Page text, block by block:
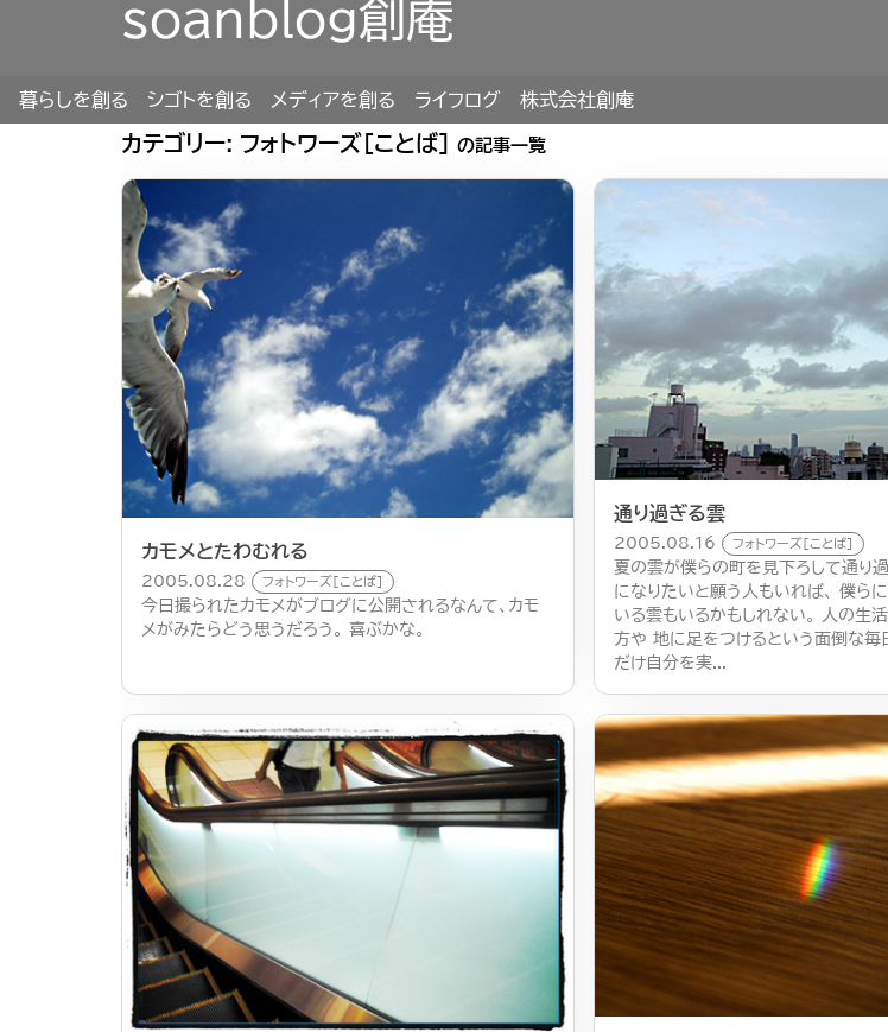
soanblog創庵
暮らしを創る シゴトを創る メディアを創る ライフログ 株式会社創庵
カテゴリー: フォトワーズ[ことば] の記事一覧
カモメとたわむれる
2005.08.28 フォトワーズ[ことば]
今日撮られたカモメがブログに公開されるなんて、カモ
メがみたらどう思うだろう。 喜ぶかな。
通り過ぎる雲
2005.08.16 フォトワーズ[ことば]
夏の雲が僕らの町を見下ろして通り
になりたいと願う人もいれば、 僕ら
いる雲もいるかもしれない。 人の生
方や 地に足をつけるという面倒な毎
だけ自分を実...